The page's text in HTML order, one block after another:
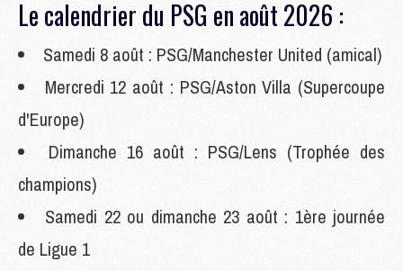
Le calendrier du PSG en août 2026 :
Samedi 8 août : PSG/Manchester United (amical)
Mercredi 12 août : PSG/Aston Villa (Supercoupe
d'Europe)
Dimanche 16 août : PSG/Lens (Trophée des
champions)
Samedi 22 ou dimanche 23 août : 1ère journée
de Ligue 1